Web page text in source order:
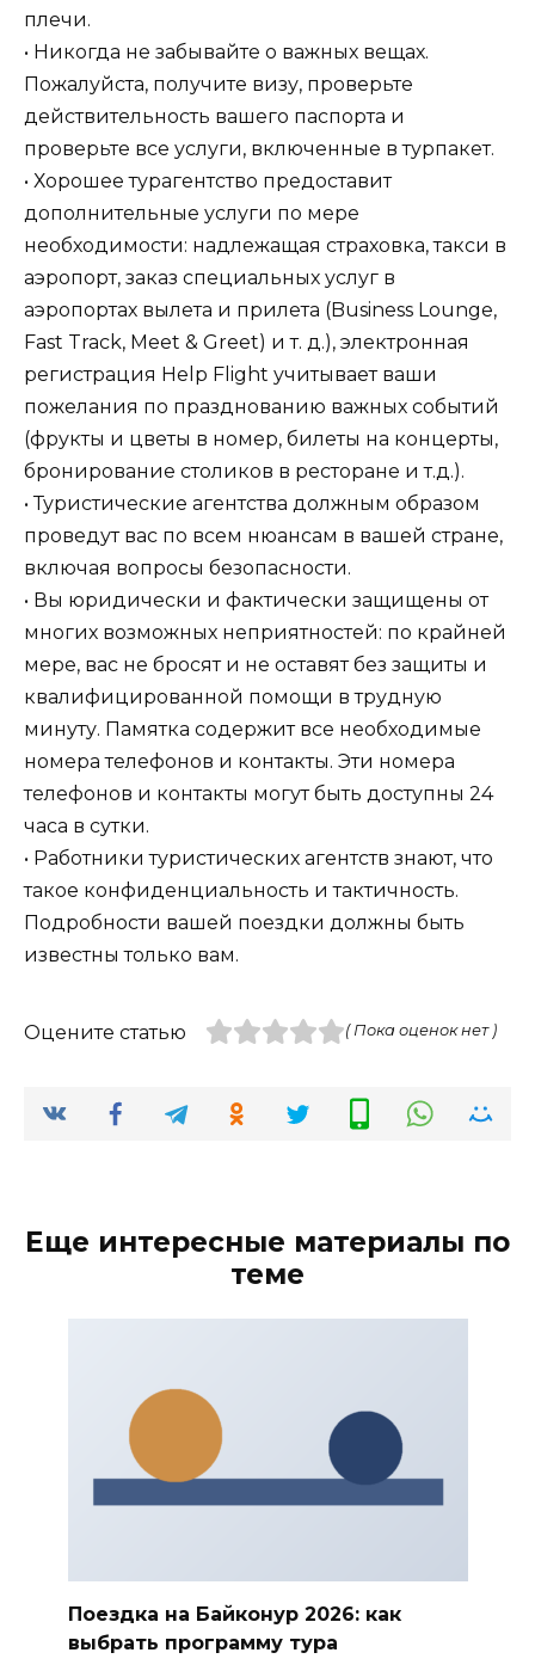
плечи.
• Никогда не забывайте о важных вещах.
Пожалуйста, получите визу, проверьте
действительность вашего паспорта и
проверьте все услуги, включенные в турпакет.
• Хорошее турагентство предоставит
дополнительные услуги по мере
необходимости: надлежащая страховка, такси в
аэропорт, заказ специальных услуг в
аэропортах вылета и прилета (Business Lounge,
Fast Track, Meet & Greet) и т. д.), электронная
регистрация Help Flight учитывает ваши
пожелания по празднованию важных событий
(фрукты и цветы в номер, билеты на концерты,
бронирование столиков в ресторане и т.д.).
• Туристические агентства должным образом
проведут вас по всем нюансам в вашей стране,
включая вопросы безопасности.
• Вы юридически и фактически защищены от
многих возможных неприятностей: по крайней
мере, вас не бросят и не оставят без защиты и
квалифицированной помощи в трудную
минуту. Памятка содержит все необходимые
номера телефонов и контакты. Эти номера
телефонов и контакты могут быть доступны 24
часа в сутки.
• Работники туристических агентств знают, что
такое конфиденциальность и тактичность.
Подробности вашей поездки должны быть
известны только вам.
Оцените статью ( Пока оценок нет )
Еще интересные материалы по
теме
Поездка на Байконур 2026: как
выбрать программу тура